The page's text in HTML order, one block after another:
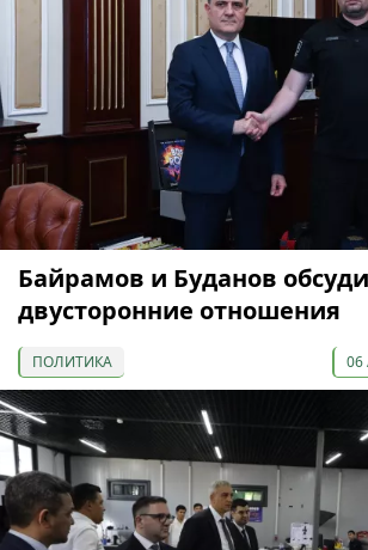
Байрамов и Буданов
двусторонние отношения
ПОЛИТИКА 06